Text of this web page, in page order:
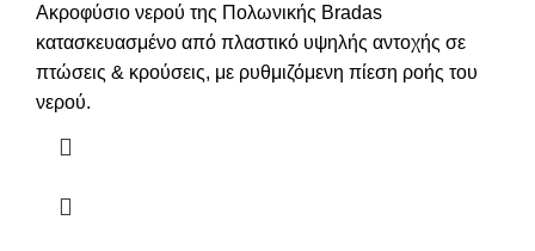
Ακροφύσιο νερού της Πολωνικής Bradas
κατασκευασμένο από πλαστικό υψηλής αντοχής σε
πτώσεις & κρούσεις, με ρυθμιζόμενη πίεση ροής του
νερού.